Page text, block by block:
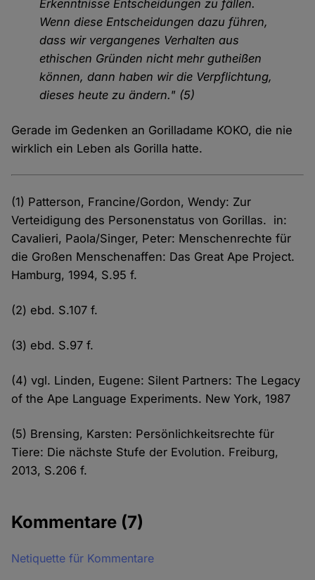
Erkenntnisse Entscheidungen zu fällen.
Wenn diese Entscheidungen dazu führen,
dass wir vergangenes Verhalten aus
ethischen Gründen nicht mehr gutheißen
können, dann haben wir die Verpflichtung,
dieses heute zu ändern." (5)
Gerade im Gedenken an Gorilladame KOKO, die nie
wirklich ein Leben als Gorilla hatte.
(1) Patterson, Francine/Gordon, Wendy: Zur
Verteidigung des Personenstatus von Gorillas. in:
Cavalieri, Paola/Singer, Peter: Menschenrechte für
die Großen Menschenaffen: Das Great Ape Project.
Hamburg, 1994, S.95 f.
(2) ebd. S.107 f.
(3) ebd. S.97 f.
(4) vgl. Linden, Eugene: Silent Partners: The Legacy
of the Ape Language Experiments. New York, 1987
(5) Brensing, Karsten: Persönlichkeitsrechte für
Tiere: Die nächste Stufe der Evolution. Freiburg,
2013, S.206 f.
Kommentare (7)
Netiquette für Kommentare